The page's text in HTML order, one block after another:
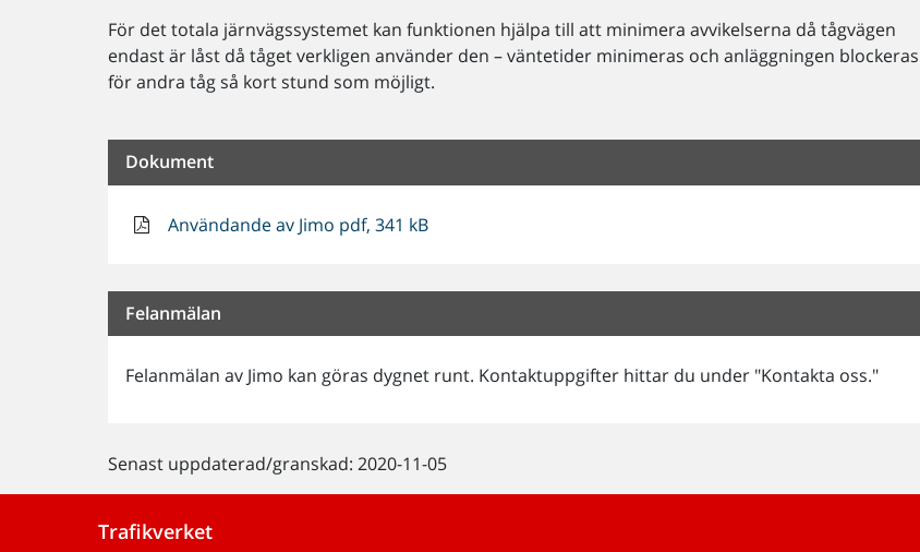
För det totala järnvägssystemet kan funktionen hjälpa till att minimera avvikelserna då tågvägen
endast är låst då tåget verkligen använder den – väntetider minimeras och anläggningen blockeras
för andra tåg så kort stund som möjligt.
Dokument
Användande av Jimo pdf, 341 kB
Felanmälan
Felanmälan av Jimo kan göras dygnet runt. Kontaktuppgifter hittar du under "Kontakta oss."
Senast uppdaterad/granskad: 2020-11-05
Trafikverket